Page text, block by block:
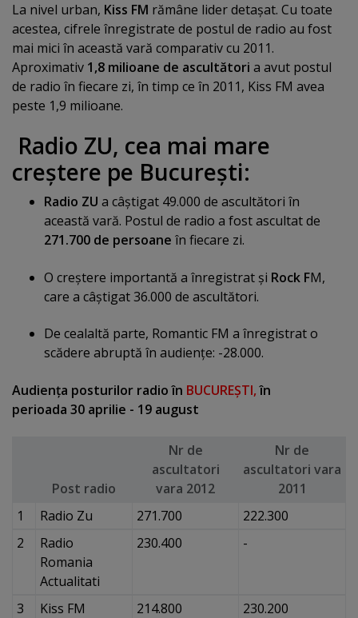
La nivel urban, Kiss FM rămâne lider detaşat. Cu toate
acestea, cifrele înregistrate de postul de radio au fost
mai mici în această vară comparativ cu 2011.
Aproximativ 1,8 milioane de ascultători a avut postul
de radio în fiecare zi, în timp ce în 2011, Kiss FM avea
peste 1,9 milioane.
Radio ZU, cea mai mare
creştere pe Bucureşti:
Radio ZU a câştigat 49.000 de ascultători în
această vară. Postul de radio a fost ascultat de
271.700 de persoane în fiecare zi.
O creştere importantă a înregistrat şi Rock FM,
care a câştigat 36.000 de ascultători.
De cealaltă parte, Romantic FM a înregistrat o
scădere abruptă în audienţe: -28.000.
Audienţa posturilor radio în BUCUREŞTI,în
perioada 30 aprilie - 19 august
Post radio
Nr de
ascultatori
vara 2012
Nr de
ascultatori vara
2011
1
Radio Zu 271.700
222.300
2
Radio
Romania
Actualitati
230.400 -
3 Kiss FM 214.800
230.200